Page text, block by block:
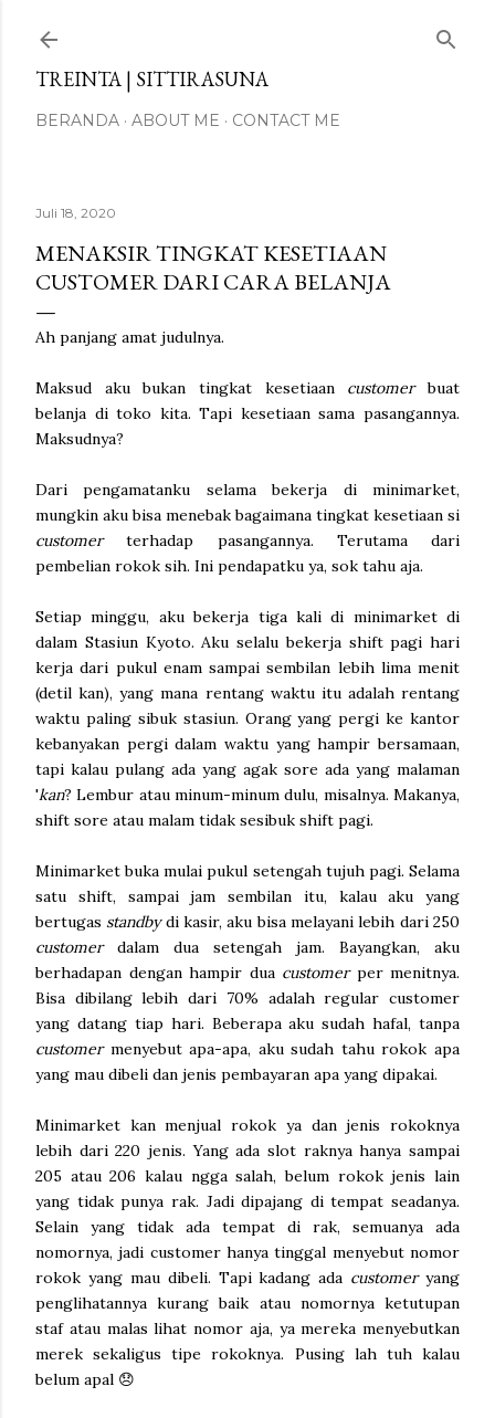
TREINTA | SITTIRASUNA
BERANDA ABOUT ME CONTACT ME
Juli 18, 2020
MENAKSIR TINGKAT KESETIAAN
CUSTOMER DARI CARA BELANJA
Ah panjang amat judulnya.
Maksud aku bukan tingkat kesetiaan customerbuat
belanja di toko kita. Tapi kesetiaan sama pasangannya.
Maksudnya?
Dari pengamatanku selama bekerja di minimarket,
mungkin aku bisa menebak bagaimana tingkat kesetiaan si
customerterhadap pasangannya. Terutama dari
pembelian rokok sih. Ini pendapatku ya, sok tahu aja.
Setiap minggu, aku bekerja tiga kali di minimarket di
dalam Stasiun Kyoto. Aku selalu bekerja shift pagi hari
kerja dari pukul enam sampai sembilan lebih lima menit
(detil kan), yang mana rentang waktu itu adalah rentang
waktu paling sibuk stasiun. Orang yang pergi ke kantor
kebanyakan pergi dalam waktu yang hampir bersamaan,
tapi kalau pulang ada yang agak sore ada yang malaman
'kan? Lembur atau minum-minum dulu, misalnya. Makanya,
shift sore atau malam tidak sesibuk shift pagi.
Minimarket buka mulai pukul setengah tujuh pagi. Selama
satu shift, sampai jam sembilan itu, kalau aku yang
bertugas standbydi kasir, aku bisa melayani lebih dari 250
customerdalam dua setengah jam. Bayangkan, aku
berhadapan dengan hampir dua customerper menitnya.
Bisa dibilang lebih dari 70% adalah regular customer
yang datang tiap hari. Beberapa aku sudah hafal, tanpa
customermenyebut apa-apa, aku sudah tahu rokok apa
yang mau dibeli dan jenis pembayaran apa yang dipakai.
Minimarket kan menjual rokok ya dan jenis rokoknya
lebih dari 220 jenis. Yang ada slot raknya hanya sampai
205 atau 206 kalau ngga salah, belum rokok jenis lain
yang tidak punya rak. Jadi dipajang di tempat seadanya.
Selain yang tidak ada tempat di rak, semuanya ada
nomornya, jadi customer hanya tinggal menyebut nomor
rokok yang mau dibeli. Tapi kadang ada customeryang
penglihatannya kurang baik atau nomornya ketutupan
staf atau malas lihat nomor aja, ya mereka menyebutkan
merek sekaligus tipe rokoknya. Pusing lah tuh kalau
belum apal 😞